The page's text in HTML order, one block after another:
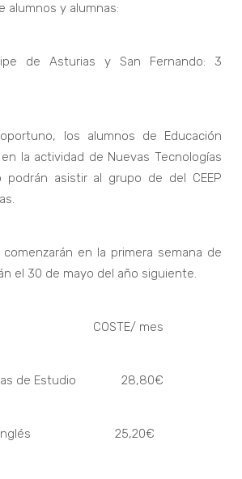
alumnos y alumnas:
de Asturias y San Fernando: 3
los alumnos de Educación
la actividad de Nuevas Tecnologías
podrán asistir al grupo de del CEEP
comenzarán en la primera semana de
el 30 de mayo del año siguiente.
COSTE/ mes
de Estudio 28,80€
en Inglés 25,20€